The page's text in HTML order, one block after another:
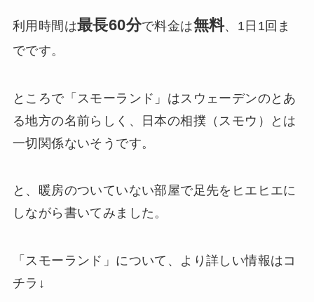
利用時間は最長60分で料金は無料、1日1回ま
でです。
ところで「スモーランド」はスウェーデンのとあ
る地方の名前らしく、日本の相撲（スモウ）とは
一切関係ないそうです。
と、暖房のついていない部屋で足先をヒエヒエに
しながら書いてみました。
「スモーランド」について、より詳しい情報はコ
チラ↓